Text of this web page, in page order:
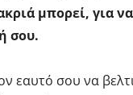
μπορεί, για
σου.
εαυτό σου να